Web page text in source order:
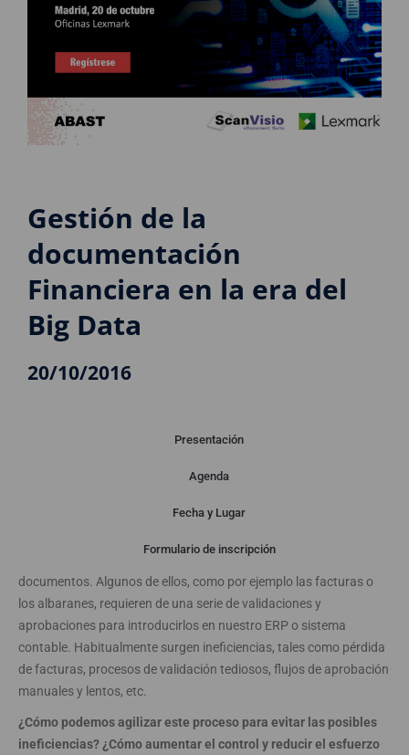
Gestión de la
documentación
Financiera en la era del
Big Data
20/10/2016
Presentación
Agenda
Fecha y Lugar
Formulario de inscripción
En los departamentos financieros gestionamos muchos tipos de
documentos. Algunos de ellos, como por ejemplo las facturas o
los albaranes, requieren de una serie de validaciones y
aprobaciones para introducirlos en nuestro ERP o sistema
contable. Habitualmente surgen ineficiencias, tales como pérdida
de facturas, procesos de validación tediosos, flujos de aprobación
manuales y lentos, etc.
¿Cómo podemos agilizar este proceso para evitar las posibles
ineficiencias? ¿Cómo aumentar el control y reducir el esfuerzo